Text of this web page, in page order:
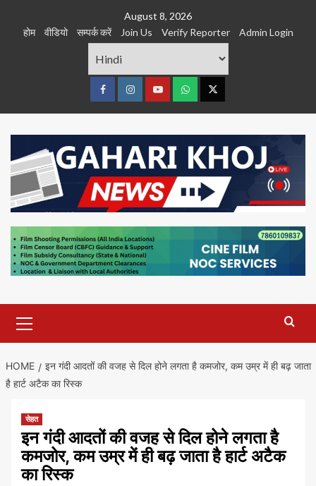
August 8, 2026
होम
वीडियो सम्पर्क करें Join Us Verify Reporter Admin Login
FacebookInstagramyoutubeWhatsTwitter
Menu
HOME
इन गंदी आदतों की वजह से दिल होने लगता है कमजोर, कम उम्र में ही बढ़ जाता
है हार्ट अटैक का रिस्क
सेहत
इन गंदी आदतों की वजह से दिल होने लगता है
कमजोर, कम उम्र में ही बढ़ जाता है हार्ट अटैक
का रिस्क